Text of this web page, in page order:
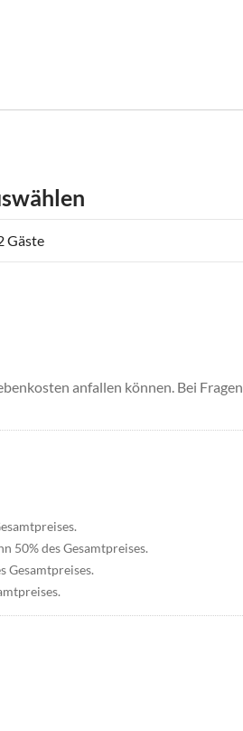
anfallen können. Bei Fragen
50% des Gesamtpreises.
Gesamtpreises.